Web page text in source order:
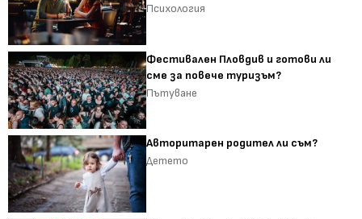
Психология
Фестивален Пловдив и готови ли
сме за повече туризъм?
Пътуване
Авторитарен родител ли съм?
Детето